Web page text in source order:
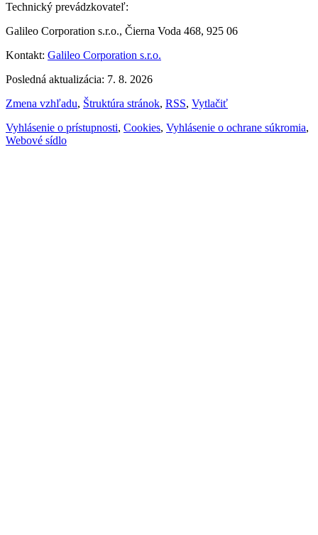
Technický prevádzkovateľ:
Galileo Corporation s.r.o., Čierna Voda 468, 925 06
Kontakt: Galileo Corporation s.r.o.
Posledná aktualizácia: 7. 8. 2026
Zmena vzhľadu, Štruktúra stránok, RSS, Vytlačiť
Vyhlásenie o prístupnosti, Cookies, Vyhlásenie o ochrane súkromia,
Webové sídlo